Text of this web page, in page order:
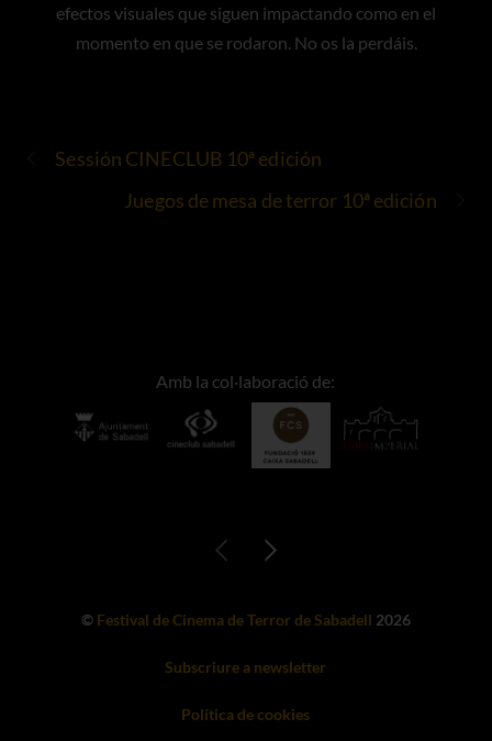
efectos visuales que siguen impactando como en el
momento en que se rodaron. No os la perdáis.
Sessión CINECLUB 10ª edición
Juegos de mesa de terror 10ª edición
Amb la col·laboració de:
© Festival de Cinema de Terror de Sabadell 2026
Subscriure a newsletter
Política de cookies